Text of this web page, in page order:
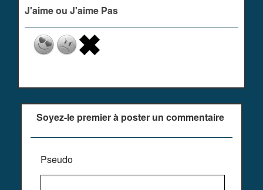
J'aime ou J'aime Pas
Soyez-le premier à poster un commentaire
Pseudo